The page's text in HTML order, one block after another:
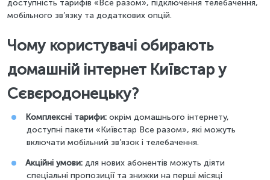
доступність тарифів «Все разом», підключення телебачення,
мобільного зв’язку та додаткових опцій.
Чому користувачі обирають
домашній інтернет Київстар у
Сєвєродонецьку?
Комплексні тарифи: окрім домашнього інтернету,
доступні пакети «Київстар Все разом», які можуть
включати мобільний зв’язок і телебачення.
Акційні умови: для нових абонентів можуть діяти
спеціальні пропозиції та знижки на перші місяці